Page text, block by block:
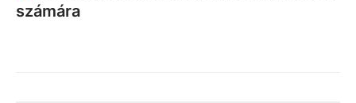
számára